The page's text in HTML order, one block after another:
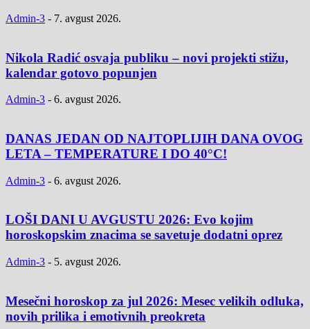
Admin-3 - 7. avgust 2026.
Nikola Radić osvaja publiku – novi projekti stižu,
kalendar gotovo popunjen
Admin-3 - 6. avgust 2026.
DANAS JEDAN OD NAJTOPLIJIH DANA OVOG
LETA – TEMPERATURE I DO 40°C!
Admin-3 - 6. avgust 2026.
LOŠI DANI U AVGUSTU 2026: Evo kojim
horoskopskim znacima se savetuje dodatni oprez
Admin-3 - 5. avgust 2026.
Mesečni horoskop za jul 2026: Mesec velikih odluka,
novih prilika i emotivnih preokreta